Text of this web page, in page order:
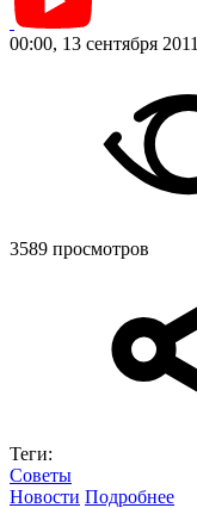
00:00, 13 сентября 2011
3589 просмотров
Теги:
Советы
Новости Подробнее